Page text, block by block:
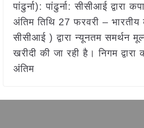
पांढुर्ना): पांढुर्ना: सीसीआई द्वारा
अंतिम तिथि 27 फरवरी –
सीसीआई ) द्वारा न्यूनतम समर्थन
खरीदी की जा रही है। निगम द्वारा
अंतिम